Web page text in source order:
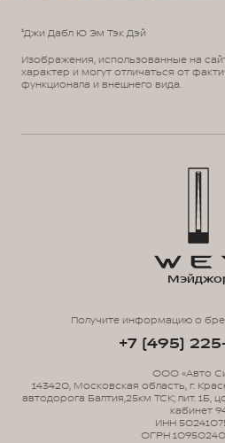
¹Джи Дабл Ю Эм Тэк Дэй
Изображения, использованные на
характер и могут отличаться от
функционала и внешнего вида.
Получите информацию о
+7 (495)
ООО «Авто
143420, Московская область, г.
автодорога Балтия,25км ТСК; лит. 1Б,
кабинет
ИНН
ОГРН